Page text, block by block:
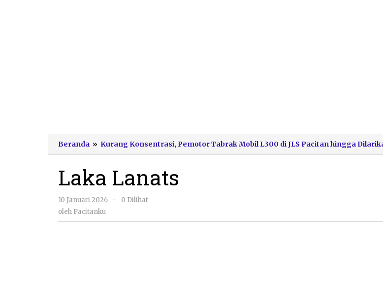
Beranda » Kurang Konsentrasi, Pemotor Tabrak Mobil L300 di JLS Pacitan hingga
Laka Lanats
10 Januari 2026
oleh
-
0 Dilihat
oleh Pacitanku